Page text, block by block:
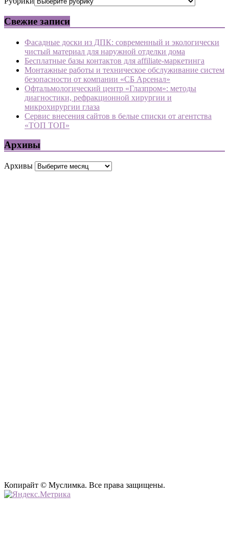
Свежие записи
Фасадные доски из ДПК: современный и экологически
чистый материал для наружной отделки дома
Бесплатные базы контактов для affiliate-маркетинга
Монтажные работы и техническое обслуживание систем
безопасности от компании «СБ Арсенал»
Офтальмологический центр «Глазпром»: методы
диагностики, рефракционной хирургии и
микрохирургии глаза
Сервис внесения сайтов в белые списки от агентства
«ТОП ТОП»
Архивы
Архивы
Копирайт © Муслимка. Все права защищены.